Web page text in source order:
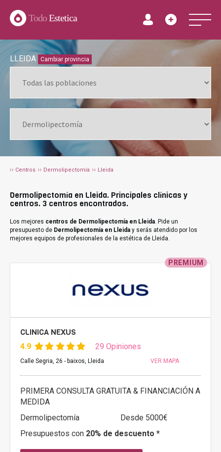
TodoEstetica
LLEIDA Cambiar provincia
Centros Dermolipectomía Lleida
Dermolipectomía en Lleida. Principales clínicas y
centros. 3 centros encontrados.
Los mejores centros de Dermolipectomía en Lleida. Pide un
presupuesto de Dermolipectomía en Lleida y serás atendido por los
mejores equipos de profesionales de la estética de Lleida.
PREMIUM
CLINICA NEXUS
4.9 29 Opiniones
Calle Segria, 26 - baixos, Lleida VER MAPA
PRIMERA CONSULTA GRATUITA & FINANCIACIÓN A
MEDIDA
Dermolipectomía
Desde 5000€
Presupuestos con 20% de descuento *